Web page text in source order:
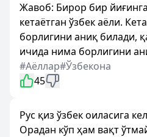
Жавоб: Бирор бир
кетаётган ўзбек аёли.
борлигини аниқ билади,
ичида нима борлигини
#Аёллар#Ўзбекона
45
Рус қиз ўзбек оиласига
Орадан кўп ҳам вақт